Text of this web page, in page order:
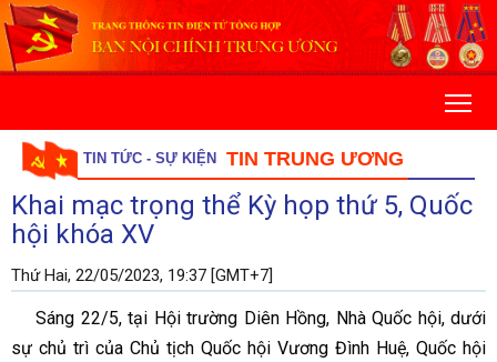
TIN TỨC - SỰ KIỆN TIN TRUNG ƯƠNG
Khai mạc trọng thể Kỳ họp thứ 5, Quốc
hội khóa XV
Thứ Hai, 22/05/2023, 19:37 [GMT+7]
Sáng 22/5, tại Hội trường Diên Hồng, Nhà Quốc hội, dưới
sự chủ trì của Chủ tịch Quốc hội Vương Đình Huệ, Quốc hội